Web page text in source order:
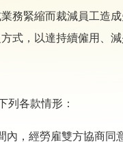
務緊縮而裁減員工造
式，以達持續僱用、
列各款情形：
，經勞雇雙方協商同